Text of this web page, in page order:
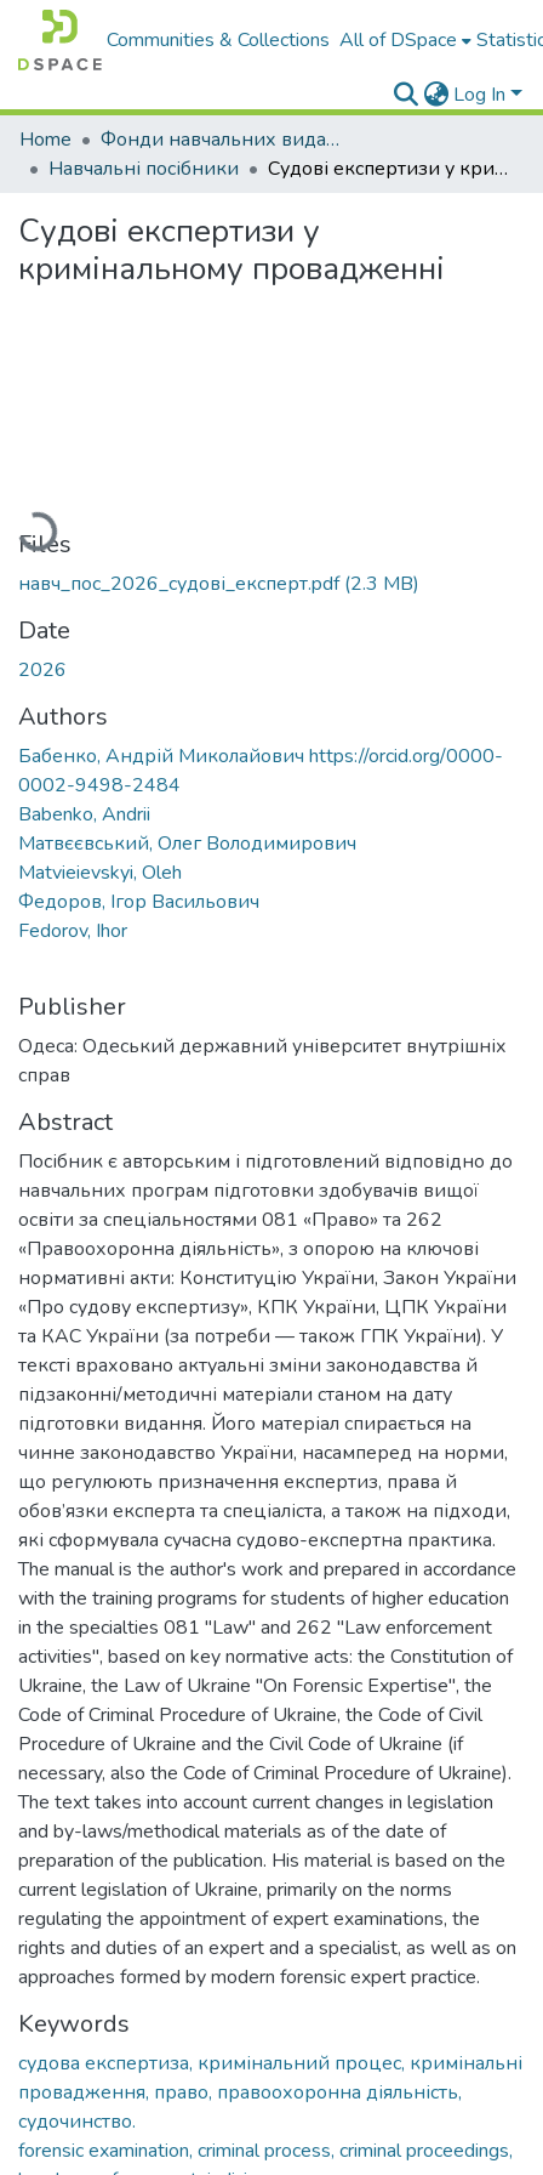
Communities & Collections All of DSpace
Log In
Home
Фонди навчальних видань
Навчальні посібники
Судові експертизи у кримінальному провадженні
Судові експертизи у
кримінальному провадженні
Loading...
Files
навч_пос_2026_судові_експерт.pdf(2.3 MB)
Date
2026
Authors
Бабенко, Андрій Миколайович https://orcid.org/0000-
0002-9498-2484
Babenko, Andrii
Матвєєвський, Олег Володимирович
Matvieievskyi, Oleh
Федоров, Ігор Васильович
Fedorov, Ihor
Publisher
Одеса: Одеський державний університет внутрішніх
справ
Abstract
Посібник є авторським і підготовлений відповідно до
навчальних програм підготовки здобувачів вищої
освіти за спеціальностями 081 «Право» та 262
«Правоохоронна діяльність», з опорою на ключові
нормативні акти: Конституцію України, Закон України
«Про судову експертизу», КПК України, ЦПК України
та КАС України (за потреби — також ГПК України). У
тексті враховано актуальні зміни законодавства й
підзаконні/методичні матеріали станом на дату
підготовки видання. Його матеріал спирається на
чинне законодавство України, насамперед на норми,
що регулюють призначення експертиз, права й
обов’язки експерта та спеціаліста, а також на підходи,
які сформувала сучасна судово-експертна практика.
The manual is the author's work and prepared in accordance
with the training programs for students of higher education
in the specialties 081 "Law" and 262 "Law enforcement
activities", based on key normative acts: the Constitution of
Ukraine, the Law of Ukraine "On Forensic Expertise", the
Code of Criminal Procedure of Ukraine, the Code of Civil
Procedure of Ukraine and the Civil Code of Ukraine (if
necessary, also the Code of Criminal Procedure of Ukraine).
The text takes into account current changes in legislation
and by-laws/methodical materials as of the date of
preparation of the publication. His material is based on the
current legislation of Ukraine, primarily on the norms
regulating the appointment of expert examinations, the
rights and duties of an expert and a specialist, as well as on
approaches formed by modern forensic expert practice.
Keywords
судова експертиза, кримінальний процес, кримінальні
провадження, право, правоохоронна діяльність,
судочинство.
forensic examination, criminal process, criminal proceedings,